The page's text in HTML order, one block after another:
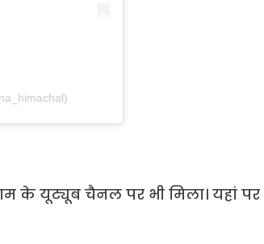
के यूट्यूब चैनल पर भी मिला। यहां पर